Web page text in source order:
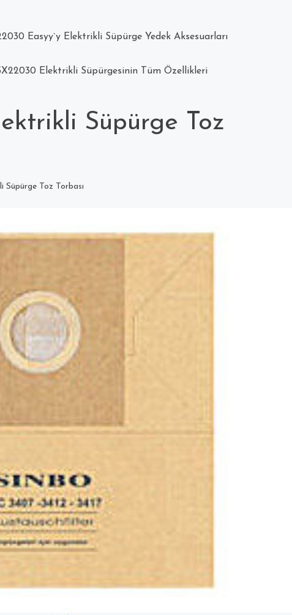
Easyy`y Elektrikli Süpürge Yedek Aksesuarları
Elektrikli Süpürgesinin Tüm Özellikleri
Süpürge Toz
Süpürge Toz Torbası